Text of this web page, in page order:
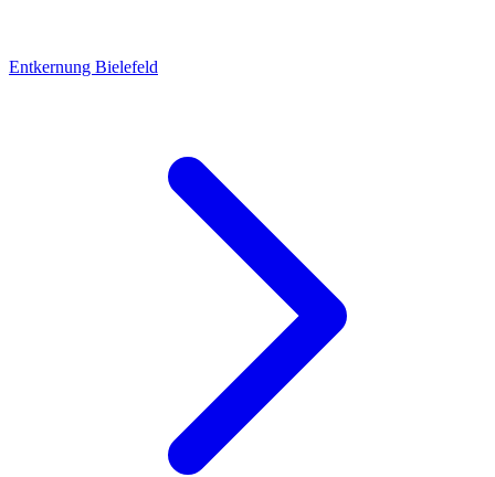
Entkernung Bielefeld